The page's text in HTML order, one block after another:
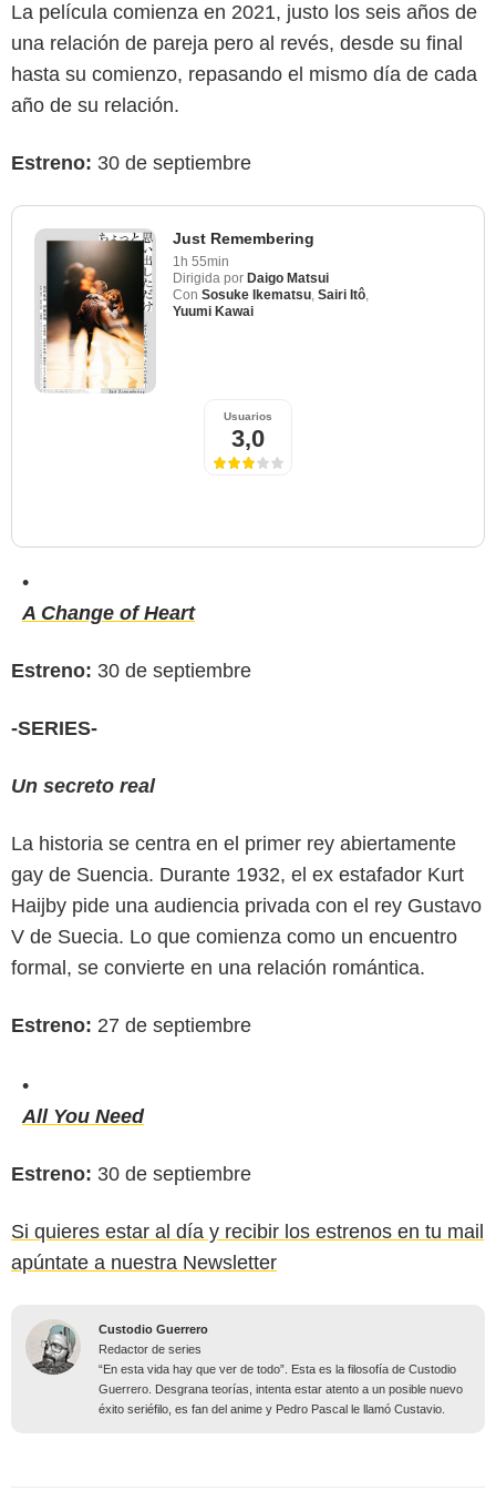
La película comienza en 2021, justo los seis años de
una relación de pareja pero al revés, desde su final
hasta su comienzo, repasando el mismo día de cada
año de su relación.
Estreno: 30 de septiembre
Just Remembering
1h 55min
Dirigida por Daigo Matsui
Con Sosuke Ikematsu, Sairi Itô,
Yuumi Kawai
Usuarios
3,0
A Change of Heart
Estreno: 30 de septiembre
-SERIES-
Un secreto real
La historia se centra en el primer rey abiertamente
gay de Suencia. Durante 1932, el ex estafador Kurt
Haijby pide una audiencia privada con el rey Gustavo
V de Suecia. Lo que comienza como un encuentro
formal, se convierte en una relación romántica.
Estreno: 27 de septiembre
All You Need
Estreno: 30 de septiembre
Si quieres estar al día y recibir los estrenos en tu mail
apúntate a nuestra Newsletter
Custodio Guerrero
Redactor de series
“En esta vida hay que ver de todo”. Esta es la filosofía de Custodio
Guerrero. Desgrana teorías, intenta estar atento a un posible nuevo
éxito seriéfilo, es fan del anime y Pedro Pascal le llamó Custavio.